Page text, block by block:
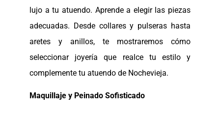
lujo a tu atuendo. Aprende a elegir las piezas
adecuadas. Desde collares y pulseras hasta
aretes y anillos, te mostraremos cómo
seleccionar joyería que realce tu estilo y
complemente tu atuendo de Nochevieja.
Maquillaje y Peinado Sofisticado